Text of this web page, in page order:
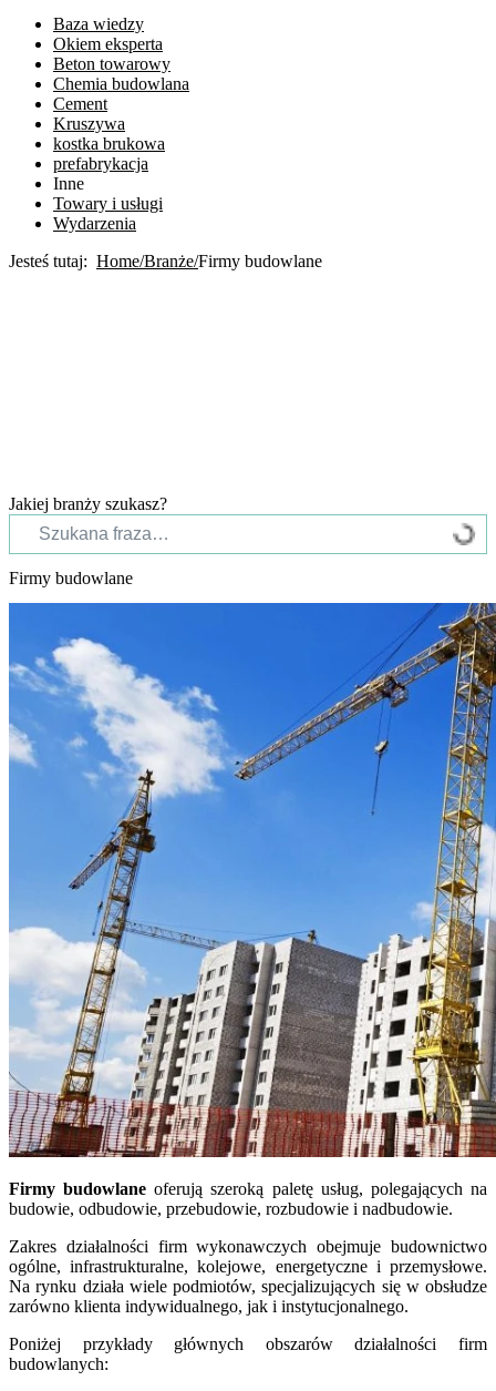
Baza wiedzy
Okiem eksperta
Beton towarowy
Chemia budowlana
Cement
Kruszywa
kostka brukowa
prefabrykacja
Inne
Towary i usługi
Wydarzenia
Jesteś tutaj: Home Branże Firmy budowlane
Jakiej branży szukasz?
Firmy budowlane
Firmy budowlane oferują szeroką paletę usług, polegających na
budowie, odbudowie, przebudowie, rozbudowie i nadbudowie.
Zakres działalności firm wykonawczych obejmuje budownictwo
ogólne, infrastrukturalne, kolejowe, energetyczne i przemysłowe.
Na rynku działa wiele podmiotów, specjalizujących się w obsłudze
zarówno klienta indywidualnego, jak i instytucjonalnego.
Poniżej przykłady głównych obszarów działalności firm
budowlanych: